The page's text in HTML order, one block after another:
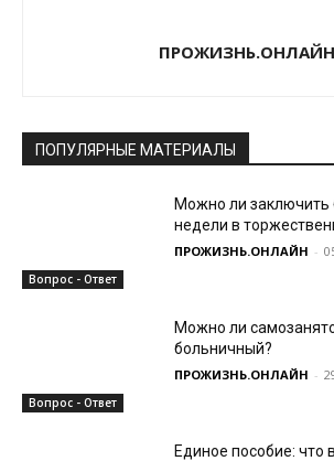
ПРОЖИЗНЬ.ОНЛАЙН
ПОПУЛЯРНЫЕ МАТЕРИАЛЫ
Вопрос - Ответ
Можно ли заключить
недели в
ПРОЖИЗНЬ.ОНЛАЙН -
Вопрос - Ответ
Можно ли
больничный?
ПРОЖИЗНЬ.ОНЛАЙН -
Единое пособие: что